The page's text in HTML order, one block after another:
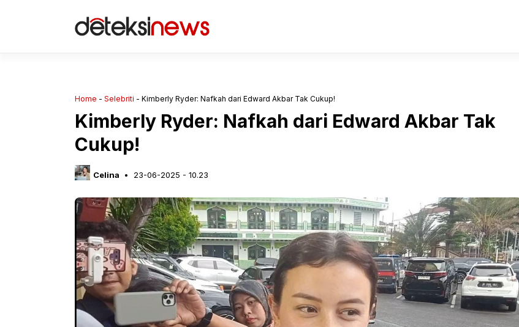
Home - Selebriti - Kimberly Ryder: Nafkah dari Edward Akbar Tak Cukup!
Kimberly Ryder: Nafkah dari Edward Akbar Tak
Cukup!
Celina 23-06-2025 - 10.23